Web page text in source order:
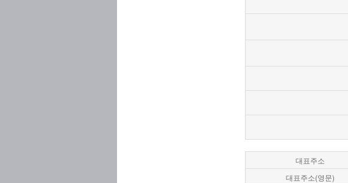
대표주소
대표주소(영문)